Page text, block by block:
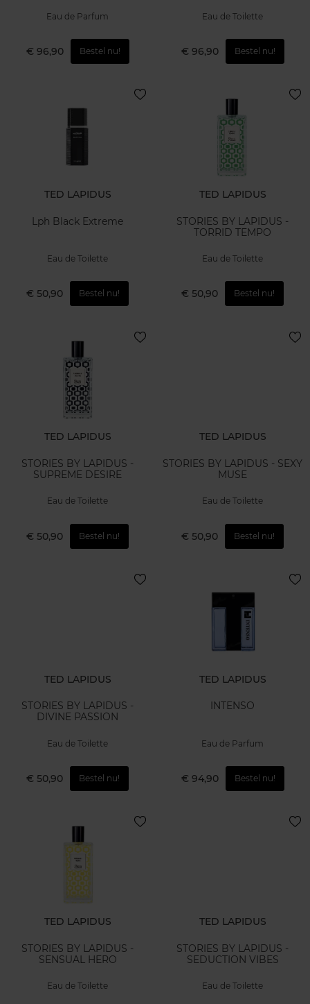
Eau de Parfum
€ 96,90 Bestel nu!
Eau de Toilette
€ 96,90 Bestel nu!
TED LAPIDUS
Lph Black Extreme
Eau de Toilette
€ 50,90 Bestel nu!
TED LAPIDUS
STORIES BY LAPIDUS -
TORRID TEMPO
Eau de Toilette
€ 50,90 Bestel nu!
TED LAPIDUS
STORIES BY LAPIDUS -
SUPREME DESIRE
Eau de Toilette
€ 50,90 Bestel nu!
TED LAPIDUS
STORIES BY LAPIDUS - SEXY
MUSE
Eau de Toilette
€ 50,90 Bestel nu!
TED LAPIDUS
STORIES BY LAPIDUS -
DIVINE PASSION
Eau de Toilette
€ 50,90 Bestel nu!
TED LAPIDUS
INTENSO
Eau de Parfum
€ 94,90 Bestel nu!
TED LAPIDUS
STORIES BY LAPIDUS -
SENSUAL HERO
Eau de Toilette
TED LAPIDUS
STORIES BY LAPIDUS -
SEDUCTION VIBES
Eau de Toilette